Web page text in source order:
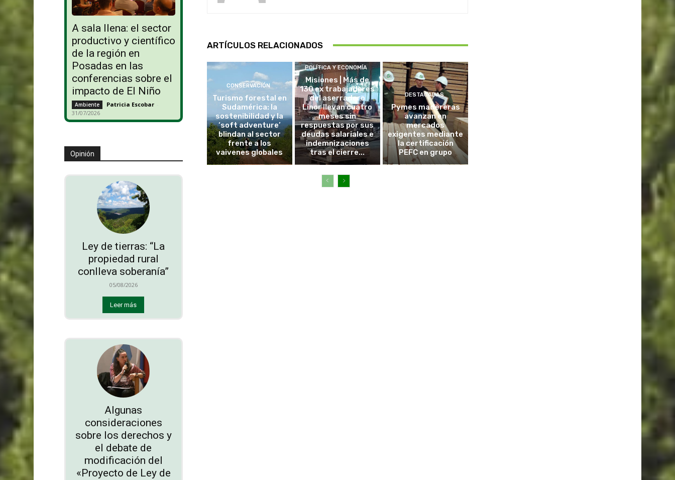
A sala llena: el sector
productivo y científico
de la región en
Posadas en las
conferencias sobre el
impacto de El Niño
Ambiente Patricia Escobar -
31/07/2026
Opinión
Ley de tierras: “La
propiedad rural
conlleva soberanía”
05/08/2026
Leer más
Algunas
consideraciones
sobre los derechos y
el debate de
modificación del
«Proyecto de Ley de
ARTÍCULOS RELACIONADOS
CONSERVACIÓN
Turismo forestal en
Sudamérica: la
sostenibilidad y la
‘soft adventure’
blindan al sector
frente a los
vaivenes globales
POLÍTICA Y ECONOMÍA
Misiones | Más de
130 ex trabajadores
del aserradero
Linor llevan cuatro
meses sin
respuestas por sus
deudas salariales e
indemnizaciones
tras el cierre...
DESTACADAS
Pymes madereras
avanzan en
mercados
exigentes mediante
la certificación
PEFC en grupo